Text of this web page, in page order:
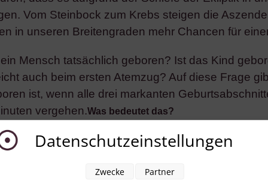
Vom Steinbock zum Krebs steigen die
in unseren Breitengraden mehr Chancen für
Mensch tatsächlich geboren? Ist das Kind
auch beim ersten Atemzug? Auf diese Frage
ist, wenn alle drei markanten
vergehen.Was bedeutet das?
Menschen, seine Geburt, ein Prozess ist, also
langsamer. Auf keinen Fall gibt es eine Geburt
in kleinen Etappen.
Datenschutzeinstellungen
Zwecke Partner